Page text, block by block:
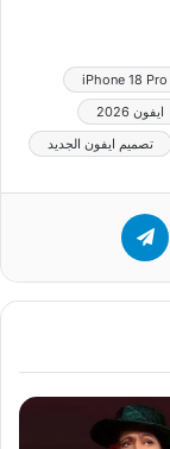
iPhone 18
ايفون 2026
تصميم ايفون الجديد